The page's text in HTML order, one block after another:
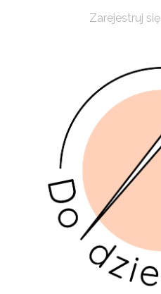
Zarejestruj się